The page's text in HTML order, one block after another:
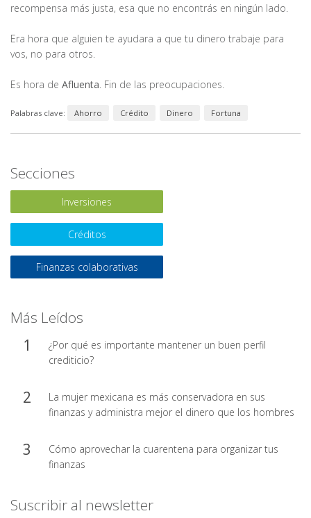
recompensa más justa, esa que no encontrás en ningún lado.
Era hora que alguien te ayudara a que tu dinero trabaje para
vos, no para otros.
Es hora de Afluenta. Fin de las preocupaciones.
Palabras clave: Ahorro Crédito Dinero Fortuna
Secciones
Inversiones
Créditos
Finanzas colaborativas
Más Leídos
¿Por qué es importante mantener un buen perfil
crediticio?
La mujer mexicana es más conservadora en sus
finanzas y administra mejor el dinero que los hombres
Cómo aprovechar la cuarentena para organizar tus
finanzas
Suscribir al newsletter